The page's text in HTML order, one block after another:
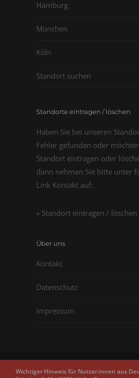
Hamburg
München
Köln
Standort suchen
Standorte eintragen / löschen
Haben Sie bei unseren
Fehler gefunden oder
Standort eintragen oder
dann nehmen Sie bitte unter
Link Kontakt auf:
» Standort eintragen / löschen
Über uns
Kontakt
Datenschutz
Impressum
Copyright © 2011 - 2026
Wichtiger Hinweis für Nutzer:innen aus